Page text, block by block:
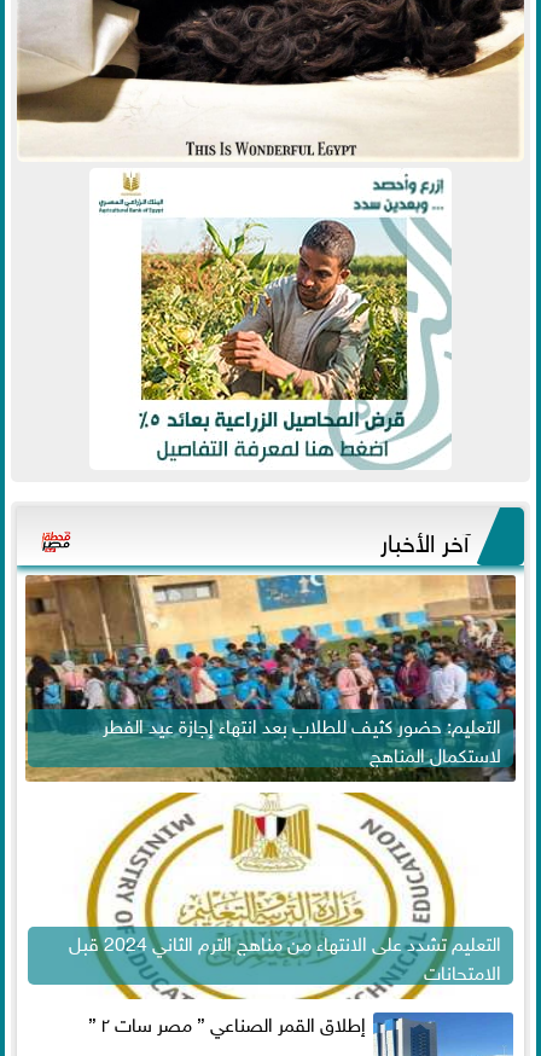
آخر الأخبار
التعليم: حضور كثيف للطلاب بعد انتهاء إجازة عيد الفطر
لاستكمال المناهج
التعليم تشدد على الانتهاء من مناهج الترم الثاني 2024 قبل
الامتحانات
إطلاق القمر الصناعي ” مصر سات ٢ ”